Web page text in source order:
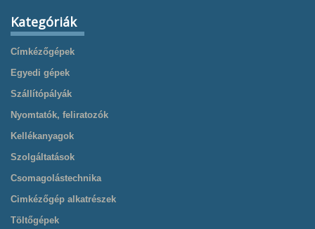
Kategóriák
Címkézőgépek
Egyedi gépek
Szállítópályák
Nyomtatók, feliratozók
Kellékanyagok
Szolgáltatások
Csomagolástechnika
Cimkézőgép alkatrészek
Töltőgépek